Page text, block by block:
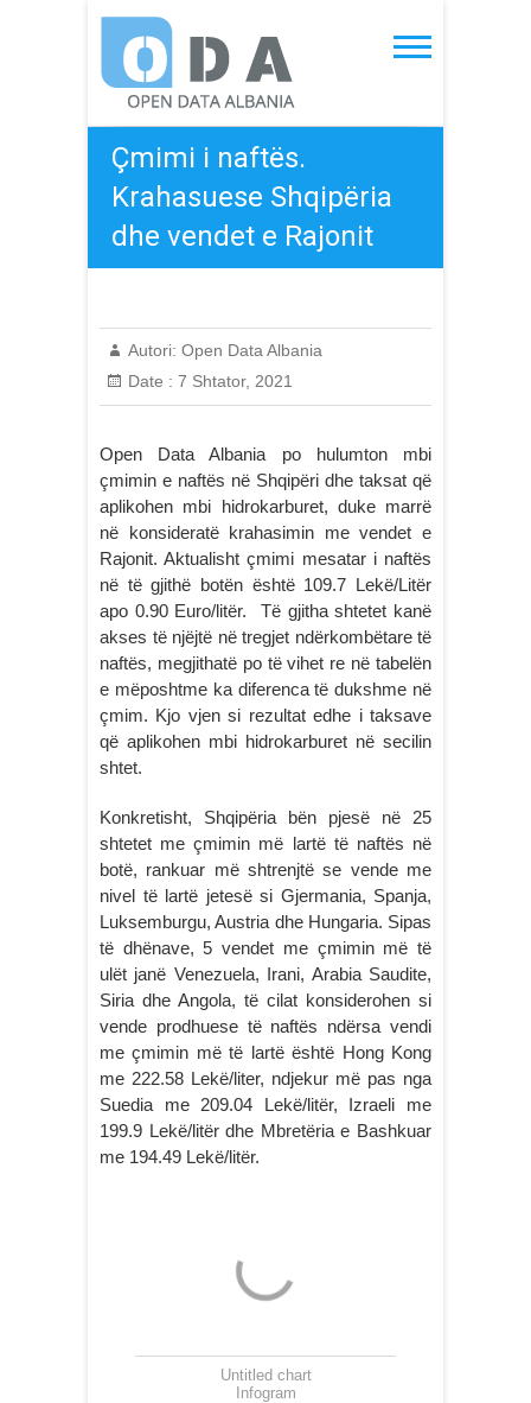
content
Open Data Albania
Çmimi i naftës.
Krahasuese Shqipëria
dhe vendet e Rajonit
Autori: Open Data Albania
Date : 7 Shtator, 2021
Open Data Albania po hulumton mbi
çmimin e naftës në Shqipëri dhe taksat që
aplikohen mbi hidrokarburet, duke marrë
në konsideratë krahasimin me vendet e
Rajonit. Aktualisht çmimi mesatar i naftës
në të gjithë botën është 109.7 Lekë/Litër
apo 0.90 Euro/litër. Të gjitha shtetet kanë
akses të njëjtë në tregjet ndërkombëtare të
naftës, megjithatë po të vihet re në tabelën
e mëposhtme ka diferenca të dukshme në
çmim. Kjo vjen si rezultat edhe i taksave
që aplikohen mbi hidrokarburet në secilin
shtet.
Konkretisht, Shqipëria bën pjesë në 25
shtetet me çmimin më lartë të naftës në
botë, rankuar më shtrenjtë se vende me
nivel të lartë jetesë si Gjermania, Spanja,
Luksemburgu, Austria dhe Hungaria. Sipas
të dhënave, 5 vendet me çmimin më të
ulët janë Venezuela, Irani, Arabia Saudite,
Siria dhe Angola, të cilat konsiderohen si
vende prodhuese të naftës ndërsa vendi
me çmimin më të lartë është Hong Kong
me 222.58 Lekë/liter, ndjekur më pas nga
Suedia me 209.04 Lekë/litër, Izraeli me
199.9 Lekë/litër dhe Mbretëria e Bashkuar
me 194.49 Lekë/litër.
Untitled chart
Infogram